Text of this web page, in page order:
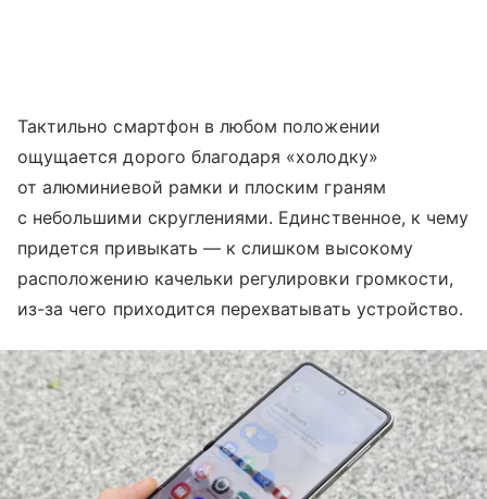
Тактильно смартфон в любом положении
ощущается дорого благодаря «холодку»
от алюминиевой рамки и плоским граням
с небольшими скруглениями. Единственное, к чему
придется привыкать — к слишком высокому
расположению качельки регулировки громкости,
из-за чего приходится перехватывать устройство.